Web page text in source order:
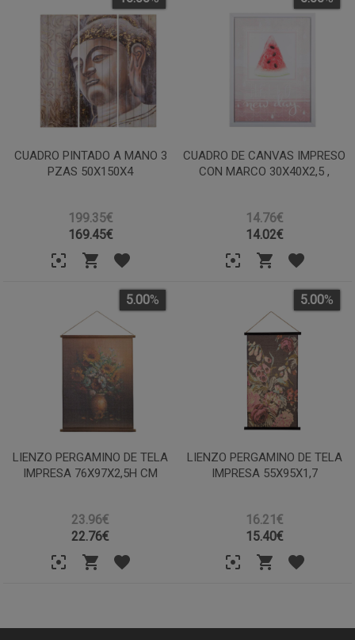
CUADRO PINTADO A MANO 3
PZAS 50X150X4
199.35€
169.45€
CUADRO DE CANVAS IMPRESO
CON MARCO 30X40X2,5 ,
14.76€
14.02€
LIENZO PERGAMINO DE TELA
IMPRESA 76X97X2,5H CM
23.96€
5.00%
22.76€
LIENZO PERGAMINO DE TELA
IMPRESA 55X95X1,7
16.21€
5.00%
15.40€